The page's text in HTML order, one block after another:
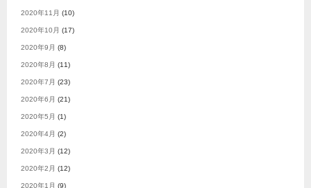
2020年11月 (10)
2020年10月 (17)
2020年9月 (8)
2020年8月 (11)
2020年7月 (23)
2020年6月 (21)
2020年5月 (1)
2020年4月 (2)
2020年3月 (12)
2020年2月 (12)
2020年1月 (9)